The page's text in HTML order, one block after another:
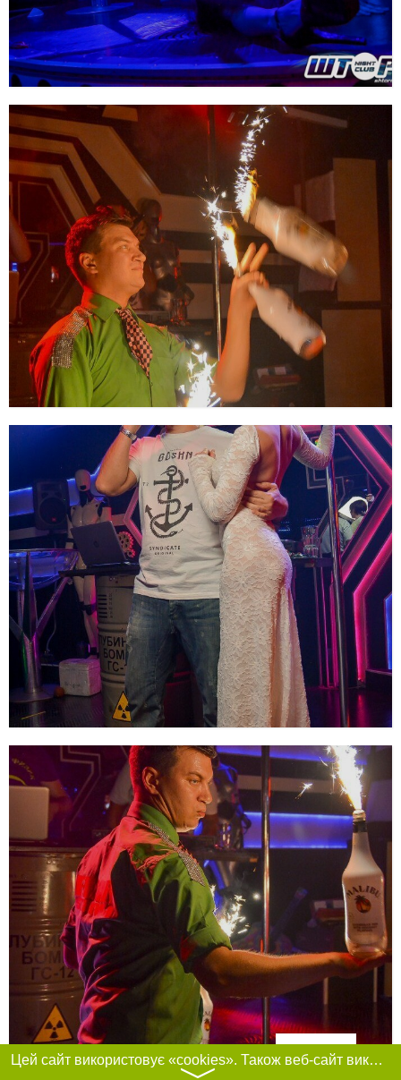
Фільтри
Цей сайт використовує «cookies». Також веб-сайт використовує інтернет-сервіс для збору технічних даних стосовно відвідувачів з метою отримання маркетингової та статистичної інформації. Умови обробки даних відвідувачів сайту див.
〉